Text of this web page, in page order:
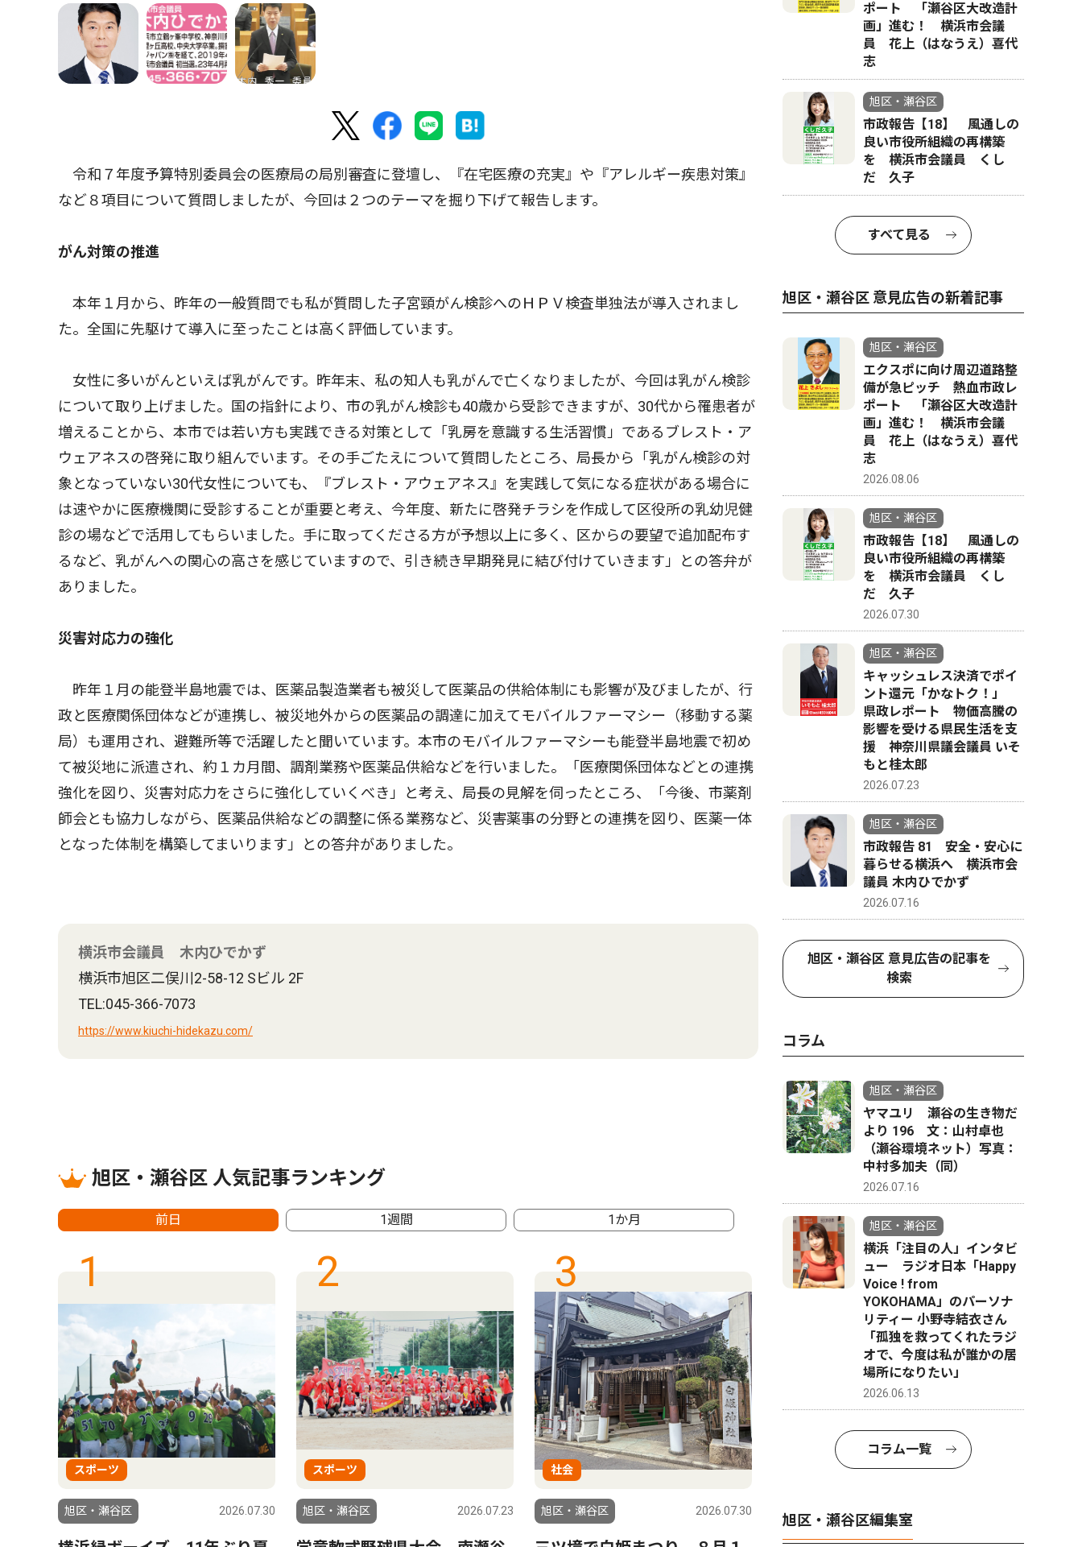
令和７年度予算特別委員会の医療局の局別審査に登壇し、『在宅医療の充実』や『アレルギー疾患対策』
など８項目について質問しましたが、今回は２つのテーマを掘り下げて報告します。
がん対策の推進
本年１月から、昨年の一般質問でも私が質問した子宮頸がん検診へのＨＰＶ検査単独法が導入されまし
た。全国に先駆けて導入に至ったことは高く評価しています。
女性に多いがんといえば乳がんです。昨年末、私の知人も乳がんで亡くなりましたが、今回は乳がん検診
について取り上げました。国の指針により、市の乳がん検診も40歳から受診できますが、30代から罹患者が
増えることから、本市では若い方も実践できる対策として「乳房を意識する生活習慣」であるブレスト・ア
ウェアネスの啓発に取り組んでいます。その手ごたえについて質問したところ、局長から「乳がん検診の対
象となっていない30代女性についても、『ブレスト・アウェアネス』を実践して気になる症状がある場合に
は速やかに医療機関に受診することが重要と考え、今年度、新たに啓発チラシを作成して区役所の乳幼児健
診の場などで活用してもらいました。手に取ってくださる方が予想以上に多く、区からの要望で追加配布す
るなど、乳がんへの関心の高さを感じていますので、引き続き早期発見に結び付けていきます」との答弁が
ありました。
災害対応力の強化
昨年１月の能登半島地震では、医薬品製造業者も被災して医薬品の供給体制にも影響が及びましたが、行
政と医療関係団体などが連携し、被災地外からの医薬品の調達に加えてモバイルファーマシー（移動する薬
局）も運用され、避難所等で活躍したと聞いています。本市のモバイルファーマシーも能登半島地震で初め
て被災地に派遣され、約１カ月間、調剤業務や医薬品供給などを行いました。「医療関係団体などとの連携
強化を図り、災害対応力をさらに強化していくべき」と考え、局長の見解を伺ったところ、「今後、市薬剤
師会とも協力しながら、医薬品供給などの調整に係る業務など、災害薬事の分野との連携を図り、医薬一体
となった体制を構築してまいります」との答弁がありました。
横浜市会議員 木内ひでかず
横浜市旭区二俣川2-58-12 Sビル 2F
TEL:045-366-7073
https://www.kiuchi-hidekazu.com/
旭区・瀬谷区 人気記事ランキング
前日 1週間 1か月
1
スポーツ
旭区・瀬谷区 2026.07.30
2
スポーツ
旭区・瀬谷区 2026.07.23
3
社会
旭区・瀬谷区 2026.07.30
4
旭区・瀬谷区
ポート 「瀬谷区大改造計
画」進む！ 横浜市会議
員 花上（はなうえ）喜代
志
旭区・瀬谷区
市政報告【18】 風通しの
良い市役所組織の再構築
を 横浜市会議員 くし
だ 久子
すべて見る
旭区・瀬谷区 意見広告の新着記事
旭区・瀬谷区
エクスポに向け周辺道路整
備が急ピッチ 熱血市政レ
ポート 「瀬谷区大改造計
画」進む！ 横浜市会議
員 花上（はなうえ）喜代
志
2026.08.06
旭区・瀬谷区
市政報告【18】 風通しの
良い市役所組織の再構築
を 横浜市会議員 くし
だ 久子
2026.07.30
旭区・瀬谷区
キャッシュレス決済でポイ
ント還元「かなトク！」
県政レポート 物価高騰の
影響を受ける県民生活を支
援 神奈川県議会議員 いそ
もと桂太郎
2026.07.23
旭区・瀬谷区
市政報告 81 安全・安心に
暮らせる横浜へ 横浜市会
議員 木内ひでかず
2026.07.16
旭区・瀬谷区 意見広告の記事を
検索
コラム
旭区・瀬谷区
ヤマユリ 瀬谷の生き物だ
より 196 文：山村卓也
（瀬谷環境ネット）写真：
中村多加夫（同）
2026.07.16
旭区・瀬谷区
横浜「注目の人」インタビ
ュー ラジオ日本「Happy
Voice ! from
YOKOHAMA」のパーソナ
リティー 小野寺結衣さん
「孤独を救ってくれたラジ
オで、今度は私が誰かの居
場所になりたい」
2026.06.13
コラム一覧
旭区・瀬谷区編集室